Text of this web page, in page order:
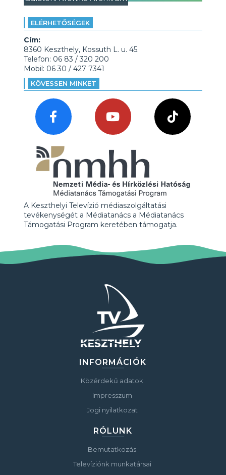
ELÉRHETŐSÉGEK
Cím:
8360 Keszthely, Kossuth L. u. 45.
Telefon: 06 83 / 320 200
Mobil: 06 30 / 427 7341
KÖVESSEN MINKET
A Keszthelyi Televízió médiaszolgáltatási
tevékenységét a Médiatanács a Médiatanács
Támogatási Program keretében támogatja.
INFORMÁCIÓK
Közérdekű adatok
Impresszum
Jogi nyilatkozat
RÓLUNK
Bemutatkozás
Televíziónk munkatársai